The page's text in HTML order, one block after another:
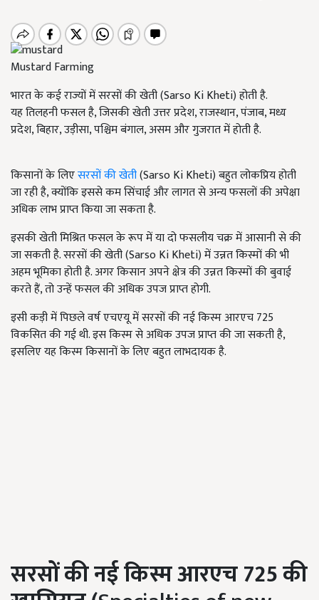
Mustard Farming
भारत के कई राज्यों में सरसों की खेती (Sarso Ki Kheti) होती है.
यहतिलहनी फसल है,जिसकी खेती उत्तर प्रदेश,राजस्थान, पंजाब, मध्य
प्रदेश, बिहार, उड़ीसा, पश्चिम बंगाल,असम और गुजरात में होती है.
किसानों के लिएसरसों की खेती(Sarso Ki Kheti)बहुत लोकप्रिय होती
जा रही है,क्योंकि इससे कम सिंचाई और लागत से अन्य फसलों की अपेक्षा
अधिक लाभ प्राप्त किया जा सकता है.
इसकी खेती मिश्रित फसल के रूप में या दो फसलीय चक्र में आसानी से की
जा सकती है. सरसों की खेती (Sarso Ki Kheti) में उन्नत किस्मों की भी
अहम भूमिका होती है. अगर किसान अपने क्षेत्र की उन्नत किस्मों की बुवाई
करते हैं, तो उन्हें फसल की अधिक उपज प्राप्त होगी.
इसी कड़ी में पिछले वर्ष एचएयू में सरसों की नई किस्म आरएच 725
विकसित की गई थी. इस किस्म से अधिक उपज प्राप्त की जा सकती है,
इसलिए यह किस्म किसानों के लिए बहुत लाभदायक है.
सरसों की नई किस्म आरएच725की